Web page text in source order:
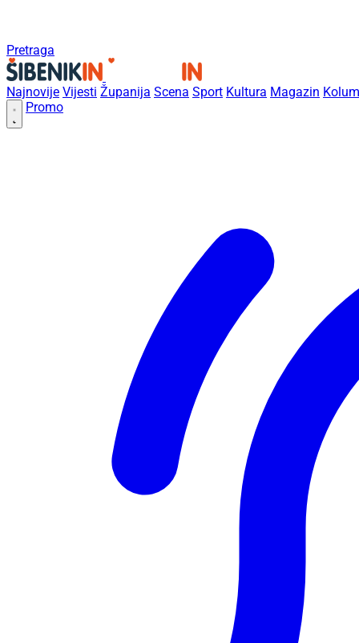
Pretraga
Najnovije Vijesti Županija Scena Sport Kultura Magazin
Promo